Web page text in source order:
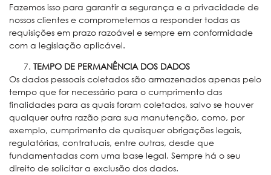
Fazemos isso para garantir a segurança e a privacidade de
nossos clientes e comprometemos a responder todas as
requisições em prazo razoável e sempre em conformidade
com a legislação aplicável.
TEMPO DE PERMANÊNCIA DOS DADOS
Os dados pessoais coletados são armazenados apenas pelo
tempo que for necessário para o cumprimento das
finalidades para as quais foram coletados, salvo se houver
qualquer outra razão para sua manutenção, como, por
exemplo, cumprimento de quaisquer obrigações legais,
regulatórias, contratuais, entre outras, desde que
fundamentadas com uma base legal. Sempre há o seu
direito de solicitar a exclusão dos dados.